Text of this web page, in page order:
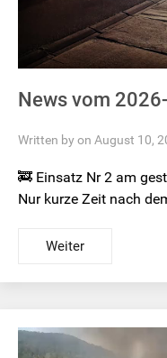
News vom
Written by on August 10,
🚒 Einsatz Nr 2 am
Nur kurze Zeit nach
Weiter